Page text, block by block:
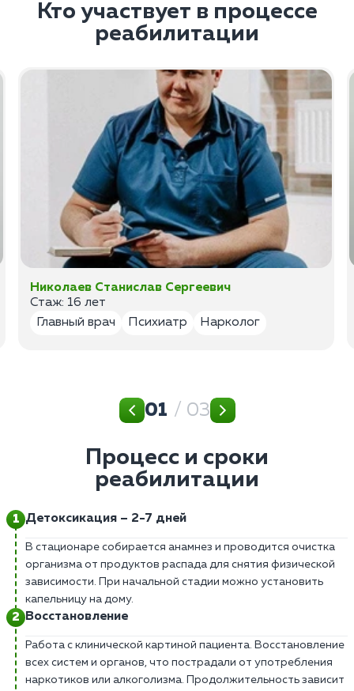
Кто участвует в процессе
реабилитации
Николаев Станислав Сергеевич
Стаж: 16 лет
Главный врач
Психиатр Нарколог
01 / 03
Процесс и сроки
реабилитации
Детоксикация – 2-7 дней
В стационаре собирается анамнез и проводится очистка
организма от продуктов распада для снятия физической
зависимости. При начальной стадии можно установить
капельницу на дому.
Восстановление
Работа с клинической картиной пациента. Восстановление
всех систем и органов, что пострадали от употребления
наркотиков или алкоголизма. Продолжительность зависит